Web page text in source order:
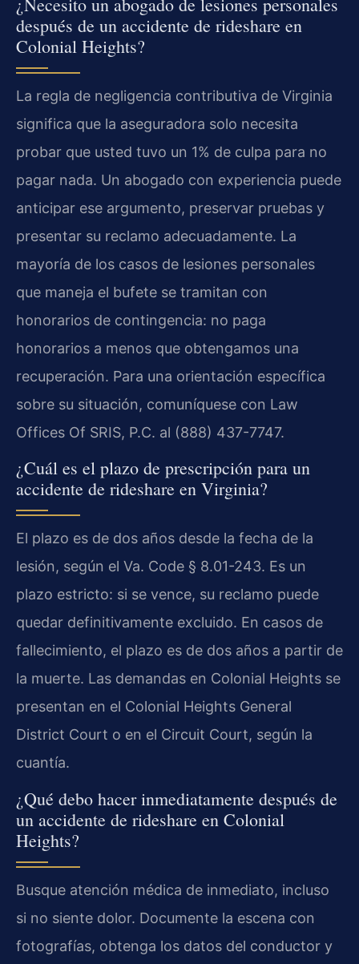
después de un accidente de rideshare en
Colonial Heights?
La regla de negligencia contributiva de Virginia
significa que la aseguradora solo necesita
probar que usted tuvo un 1% de culpa para no
pagar nada. Un abogado con experiencia puede
anticipar ese argumento, preservar pruebas y
presentar su reclamo adecuadamente. La
mayoría de los casos de lesiones personales
que maneja el bufete se tramitan con
honorarios de contingencia: no paga
honorarios a menos que obtengamos una
recuperación. Para una orientación específica
sobre su situación, comuníquese con Law
Offices Of SRIS, P.C. al (888) 437-7747.
¿Cuál es el plazo de prescripción para un
accidente de rideshare en Virginia?
El plazo es de dos años desde la fecha de la
lesión, según el Va. Code § 8.01-243. Es un
plazo estricto: si se vence, su reclamo puede
quedar definitivamente excluido. En casos de
fallecimiento, el plazo es de dos años a partir de
la muerte. Las demandas en Colonial Heights se
presentan en el Colonial Heights General
District Court o en el Circuit Court, según la
cuantía.
¿Qué debo hacer inmediatamente después de
un accidente de rideshare en Colonial
Heights?
Busque atención médica de inmediato, incluso
si no siente dolor. Documente la escena con
fotografías, obtenga los datos del conductor y